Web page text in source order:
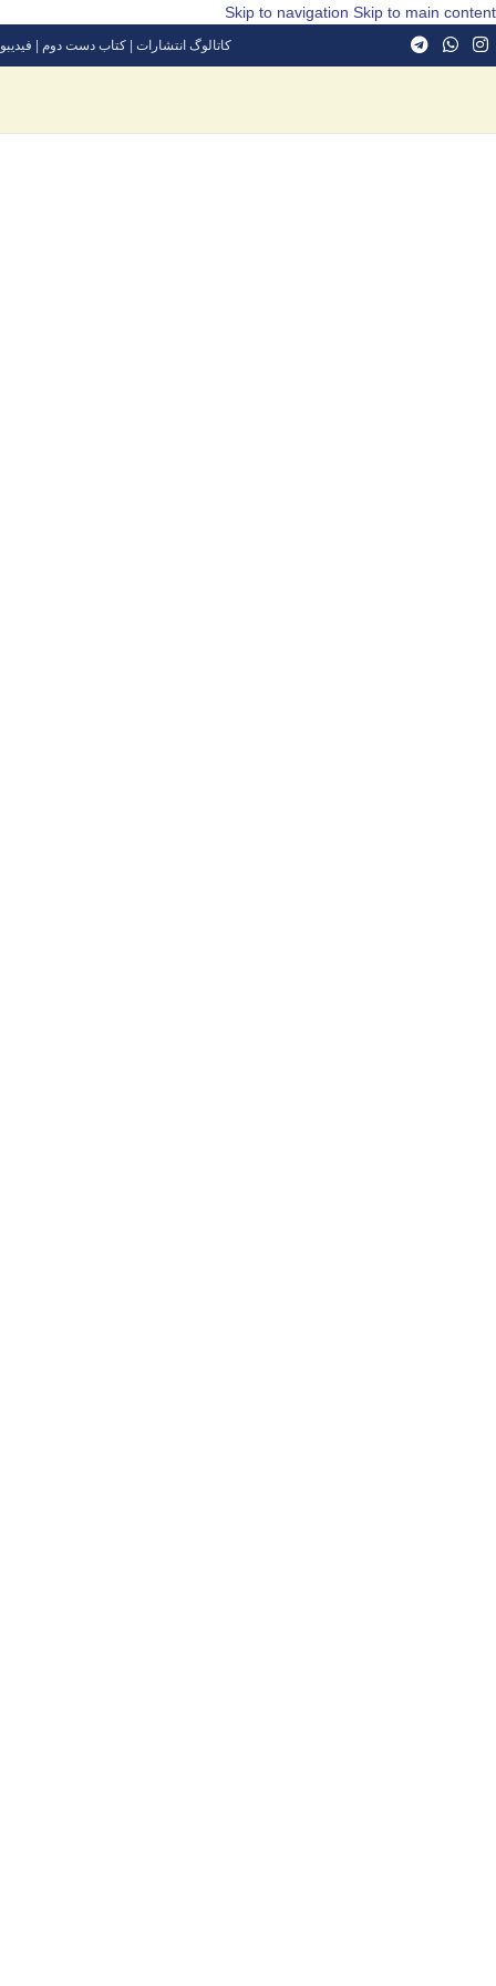
Skip to navigation Skip to main content
کاتالوگ انتشارات |کتاب دست دوم | فیدیبو